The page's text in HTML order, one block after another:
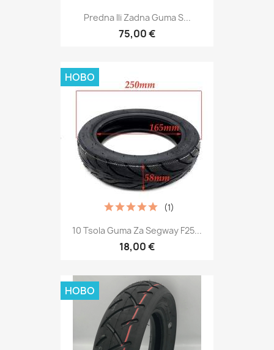
Predna Ili Zadna Guma S...
75,00 €
10 Tsola Guma Za Segway F25...
18,00 €
(1)
НОВО
НОВО